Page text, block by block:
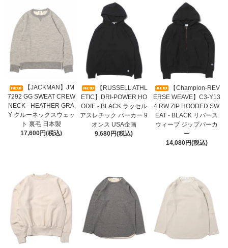
【JACKMAN】JM
7292 GG SWEAT CREW
NECK - HEATHER GRA
Y クルーネックスウェッ
ト 裏毛 日本製
17,600円(税込)
【RUSSELL ATHL
ETIC】DRI-POWER HO
ODIE - BLACK ラッセル
アスレチック パーカー 9
オンス USA企画
9,680円(税込)
【Champion-REV
ERSE WEAVE】C3-Y13
4 RW ZIP HOODED SW
EAT - BLACK リバース
ウィーブ ジップパーカ
ー
14,080円(税込)